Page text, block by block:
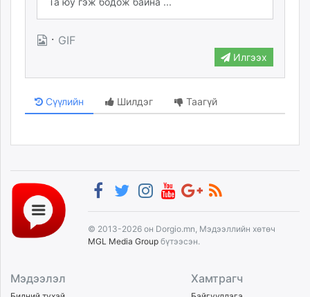
· GIF
Илгээх
Сүүлийн Шилдэг Таагүй
© 2013-2026 он Dorgio.mn, Мэдээллийн хөтөч
MGL Media Group бүтээсэн.
Мэдээлэл Хамтрагч